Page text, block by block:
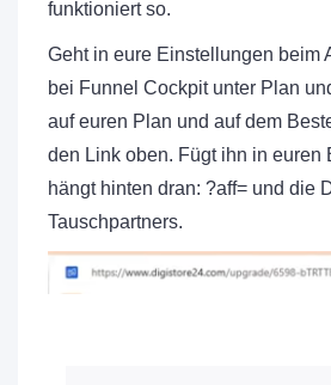
funktioniert so.
Geht in eure Einstellungen beim
bei Funnel Cockpit unter Plan
auf euren Plan und auf dem
den Link oben. Fügt ihn in euren
hängt hinten dran: ?aff= und die
Tauschpartners.